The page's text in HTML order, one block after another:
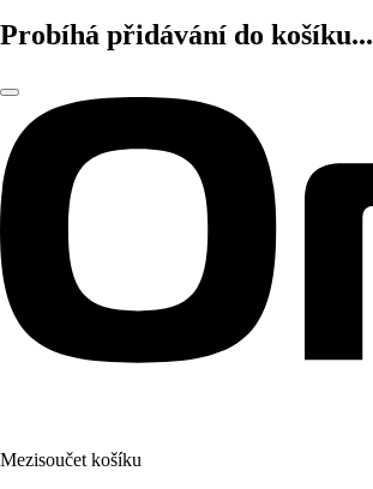
Probíhá přidávání do košíku...
Mezisoučet košíku